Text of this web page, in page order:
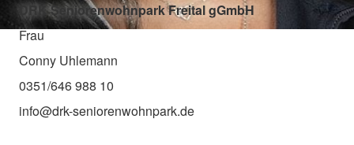
DRK Seniorenwohnpark Freital gGmbH
Frau
Conny Uhlemann
0351/646 988 10
info@drk-seniorenwohnpark.de